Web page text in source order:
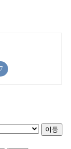
이동